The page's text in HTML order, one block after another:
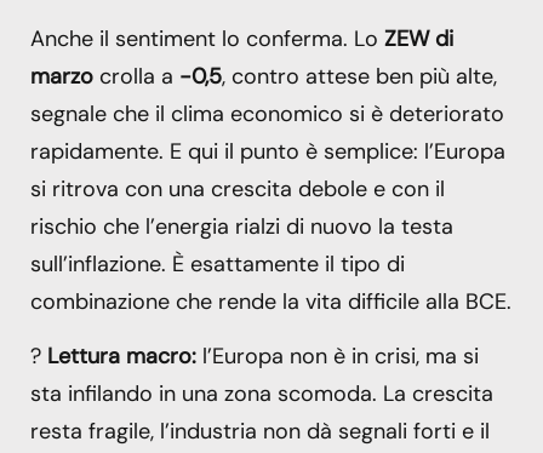
Anche il sentiment lo conferma. Lo ZEW di
marzo crolla a -0,5, contro attese ben più alte,
segnale che il clima economico si è deteriorato
rapidamente. E qui il punto è semplice: l’Europa
si ritrova con una crescita debole e con il
rischio che l’energia rialzi di nuovo la testa
sull’inflazione. È esattamente il tipo di
combinazione che rende la vita difficile alla BCE.
? Lettura macro: l’Europa non è in crisi, ma si
sta infilando in una zona scomoda. La crescita
resta fragile, l’industria non dà segnali forti e il